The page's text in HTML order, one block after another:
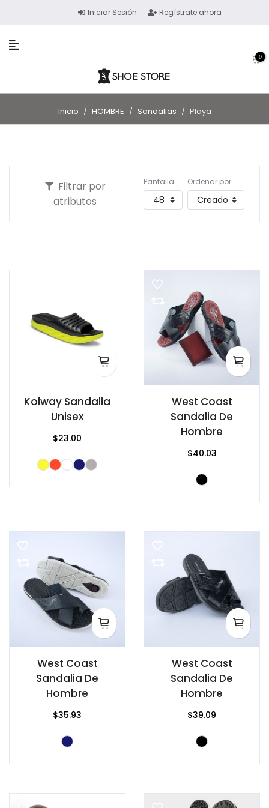
Iniciar Sesión Regístrate ahora
0
Inicio / HOMBRE / Sandalias / Playa
Filtrar por
atributos
Pantalla Ordenar por
Kolway Sandalia
Unisex
$23.00
West Coast
Sandalia De
Hombre
$40.03
West Coast
Sandalia De
Hombre
$35.93
West Coast
Sandalia De
Hombre
$39.09